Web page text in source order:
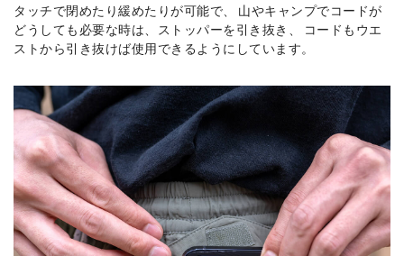
タッチで閉めたり緩めたりが可能で、 山やキャンプでコードが
どうしても必要な時は、ストッパーを引き抜き、 コードもウエ
ストから引き抜けば使用できるようにしています。